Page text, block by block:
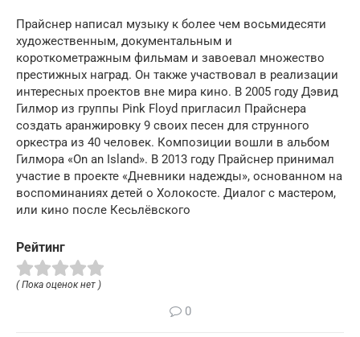
Прайснер написал музыку к более чем восьмидесяти
художественным, документальным и
короткометражным фильмам и завоевал множество
престижных наград. Он также участвовал в реализации
интересных проектов вне мира кино. В 2005 году Дэвид
Гилмор из группы Pink Floyd пригласил Прайснера
создать аранжировку 9 своих песен для струнного
оркестра из 40 человек. Композиции вошли в альбом
Гилмора «On an Island». В 2013 году Прайснер принимал
участие в проекте «Дневники надежды», основанном на
воспоминаниях детей о Холокосте. Диалог с мастером,
или кино после Кесьлёвского
Рейтинг
( Пока оценок нет )
0